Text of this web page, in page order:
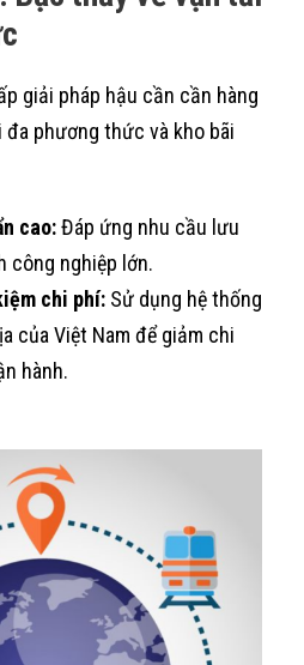
giải pháp hậu cần cần hàng
phương thức và kho bãi
cao:Đáp ứng nhu cầu lưu
công nghiệp lớn.
chi phí: Sử dụng hệ thống
của Việt Nam để giảm chi
hành.